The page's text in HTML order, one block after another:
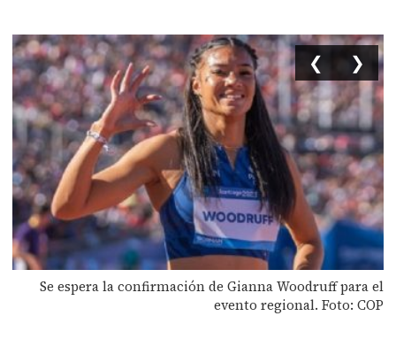
Se espera la confirmación de Gianna Woodruff para el
evento regional. Foto: COP
❮ ❯